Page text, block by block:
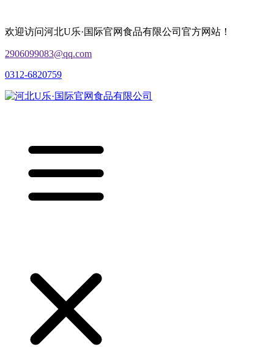
欢迎访问河北U乐·国际官网食品有限公司官方网站！
2906099083@qq.com
0312-6820759